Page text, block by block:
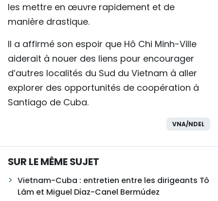
les mettre en œuvre rapidement et de
manière drastique.
Il a affirmé son espoir que Hô Chi Minh-Ville
aiderait à nouer des liens pour encourager
d’autres localités du Sud du Vietnam à aller
explorer des opportunités de coopération à
Santiago de Cuba.
VNA/NDEL
SUR LE MÊME SUJET
Vietnam-Cuba : entretien entre les dirigeants Tô
Lâm et Miguel Díaz-Canel Bermúdez